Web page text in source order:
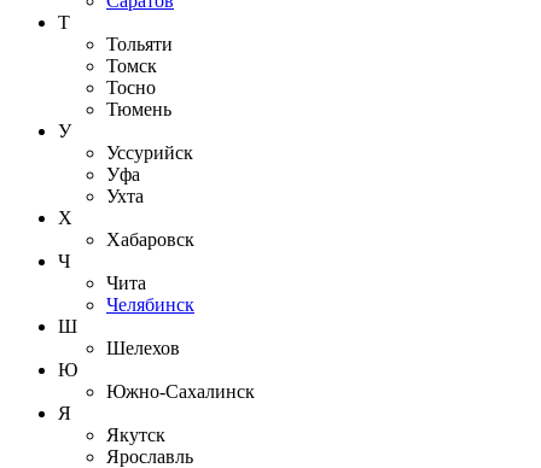
Т
Тольяти
Томск
Тосно
Тюмень
У
Уссурийск
Уфа
Ухта
Х
Хабаровск
Ч
Чита
Челябинск
Ш
Шелехов
Ю
Южно-Сахалинск
Я
Якутск
Ярославль